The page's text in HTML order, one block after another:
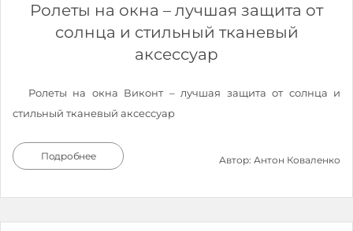
Ролеты на окна – лучшая защита от
солнца и стильный тканевый
аксессуар
Ролеты на окна Виконт – лучшая защита от солнца и
стильный тканевый аксессуар
Подробнее Автор: Антон Коваленко